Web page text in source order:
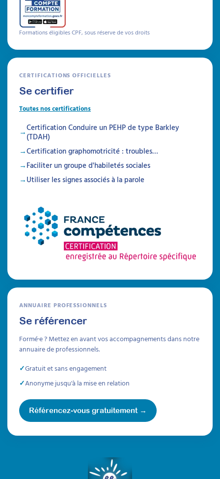
Formations éligibles CPF, sous réserve de vos droits
CERTIFICATIONS OFFICIELLES
Se certifier
Toutes nos certifications
Certification Conduire un PEHP de type Barkley
(TDAH)
Certification graphomotricité : troubles…
Faciliter un groupe d'habiletés sociales
Utiliser les signes associés à la parole
ANNUAIRE PROFESSIONNELS
Se référencer
Formé·e ? Mettez en avant vos accompagnements dans notre
annuaire de professionnels.
Gratuit et sans engagement
Anonyme jusqu'à la mise en relation
Référencez-vous gratuitement →